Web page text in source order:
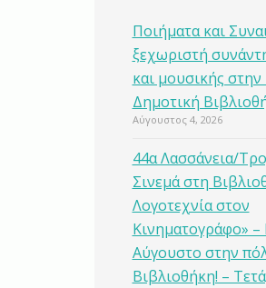
Ποιήματα και
ξεχωριστή
και μουσικής
Δημοτική
Αύγουστος 4, 2026
44α Λασσάνεια/
Σινεμά στη
Λογοτεχνία στον
Κινηματογράφο» –
Αύγουστο στην
Βιβλιοθήκη! –